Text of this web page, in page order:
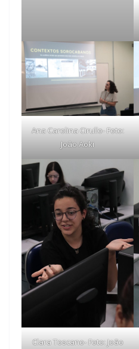
Ana Carolina Cirullo- Foto:
João Aoki
Clara Toscano- Foto: João